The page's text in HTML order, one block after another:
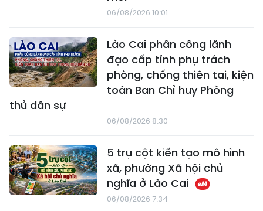
06/08/2026 10:01
Lào Cai phân công lãnh
đạo cấp tỉnh phụ trách
phòng, chống thiên tai, kiện
toàn Ban Chỉ huy Phòng
thủ dân sự
06/08/2026 8:30
5 trụ cột kiến tạo mô hình
xã, phường Xã hội chủ
nghĩa ở Lào Cai
06/08/2026 7:34